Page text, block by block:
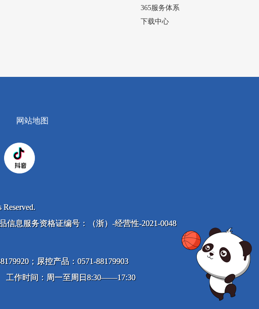
365服务体系
下载中心
网站地图
信息服务资格证编号：（浙）-经营性-2021-0048
；尿控产品：0571-88179903
工作时间：周一至周日8:30——17:30